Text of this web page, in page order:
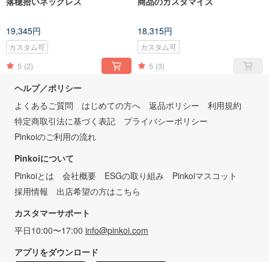
19,345円
カスタム可
5 (2)
18,315円
カスタム可
5 (3)
ヘルプ／ポリシー
よくあるご質問
はじめての方へ 返品ポリシー
利用規約
特定商取引法に基づく表記
プライバシーポリシー
Pinkoiのご利用の流れ
Pinkoiについて
Pinkoiとは
会社概要 ESGの取り組み
Pinkoiマスコット
採用情報
出店希望の方はこちら
カスタマーサポート
平日10:00〜17:00 info@pinkoi.com
アプリをダウンロード